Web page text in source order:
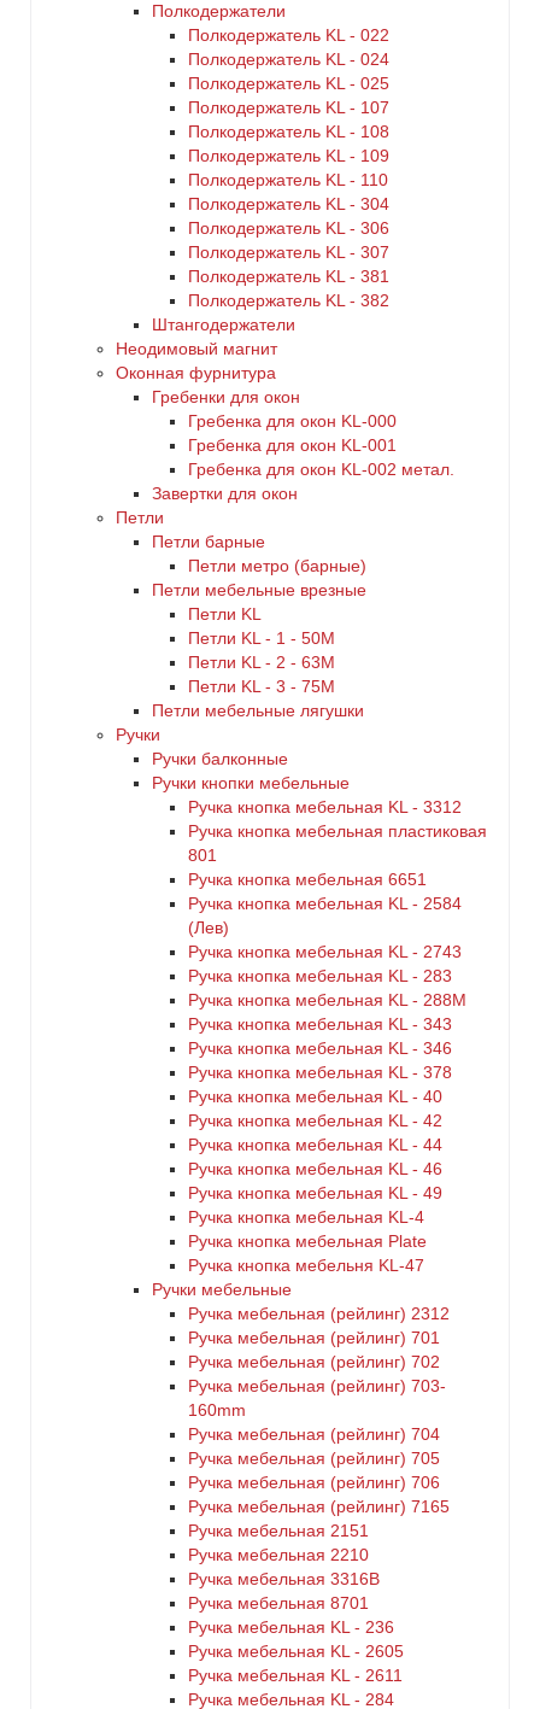
Полкодержатели
Полкодержатель KL - 022
Полкодержатель KL - 024
Полкодержатель KL - 025
Полкодержатель KL - 107
Полкодержатель KL - 108
Полкодержатель KL - 109
Полкодержатель KL - 110
Полкодержатель KL - 304
Полкодержатель KL - 306
Полкодержатель KL - 307
Полкодержатель KL - 381
Полкодержатель KL - 382
Штангодержатели
Неодимовый магнит
Оконная фурнитура
Гребенки для окон
Гребенка для окон KL-000
Гребенка для окон KL-001
Гребенка для окон KL-002 метал.
Завертки для окон
Петли
Петли барные
Петли метро (барные)
Петли мебельные врезные
Петли KL
Петли KL - 1 - 50M
Петли KL - 2 - 63M
Петли KL - 3 - 75M
Петли мебельные лягушки
Ручки
Ручки балконные
Ручки кнопки мебельные
Ручка кнопка мебельная KL - 3312
Ручка кнопка мебельная пластиковая
801
Ручка кнопка мебельная 6651
Ручка кнопка мебельная KL - 2584
(Лев)
Ручка кнопка мебельная KL - 2743
Ручка кнопка мебельная KL - 283
Ручка кнопка мебельная KL - 288M
Ручка кнопка мебельная KL - 343
Ручка кнопка мебельная KL - 346
Ручка кнопка мебельная KL - 378
Ручка кнопка мебельная KL - 40
Ручка кнопка мебельная KL - 42
Ручка кнопка мебельная KL - 44
Ручка кнопка мебельная KL - 46
Ручка кнопка мебельная KL - 49
Ручка кнопка мебельная KL-4
Ручка кнопка мебельная Plate
Ручка кнопка мебельня KL-47
Ручки мебельные
Ручка мебельная (рейлинг) 2312
Ручка мебельная (рейлинг) 701
Ручка мебельная (рейлинг) 702
Ручка мебельная (рейлинг) 703-
160mm
Ручка мебельная (рейлинг) 704
Ручка мебельная (рейлинг) 705
Ручка мебельная (рейлинг) 706
Ручка мебельная (рейлинг) 7165
Ручка мебельная 2151
Ручка мебельная 2210
Ручка мебельная 3316B
Ручка мебельная 8701
Ручка мебельная KL - 236
Ручка мебельная KL - 2605
Ручка мебельная KL - 2611
Ручка мебельная KL - 284